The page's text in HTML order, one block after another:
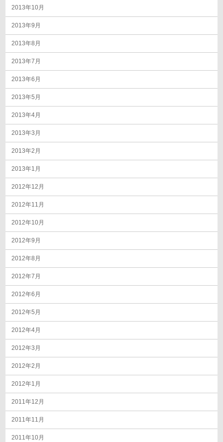
2013年10月
2013年9月
2013年8月
2013年7月
2013年6月
2013年5月
2013年4月
2013年3月
2013年2月
2013年1月
2012年12月
2012年11月
2012年10月
2012年9月
2012年8月
2012年7月
2012年6月
2012年5月
2012年4月
2012年3月
2012年2月
2012年1月
2011年12月
2011年11月
2011年10月